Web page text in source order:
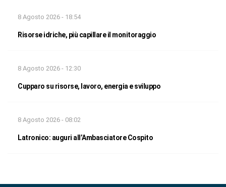
8 Agosto 2026 - 18:54
Risorse idriche, più capillare il monitoraggio
8 Agosto 2026 - 12:30
Cupparo su risorse, lavoro, energia e sviluppo
8 Agosto 2026 - 08:02
Latronico: auguri all’Ambasciatore Cospito